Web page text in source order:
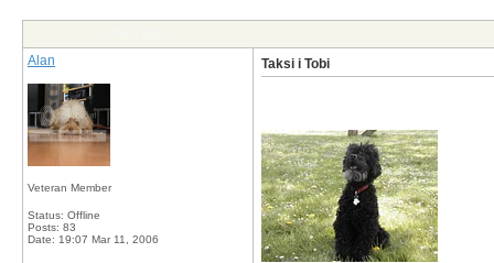
Alan
Veteran Member
Status: Offline
Posts: 83
Date: 19:07 Mar 11, 2006
Taksi i Tobi